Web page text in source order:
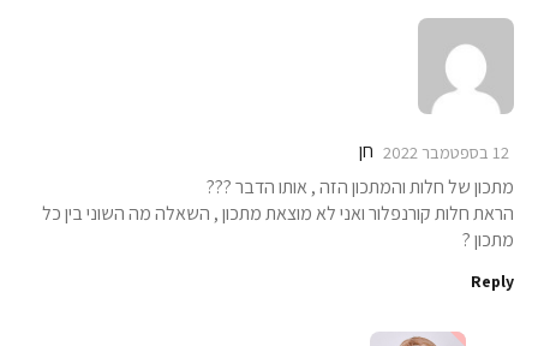
חן 12 בספטמבר 2022
מתכון של חלות והמתכון הזה , אותו הדבר ???
הראת חלות קורנפלור ואני לא מוצאת מתכון , השאלה מה השוני בין כל
מתכון ?
Reply